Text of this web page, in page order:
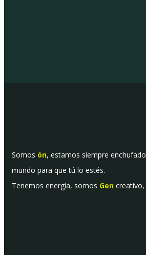
Somos ón, estamos siempre
mundo para que tú lo estés.
Tenemos energía, somos Gen